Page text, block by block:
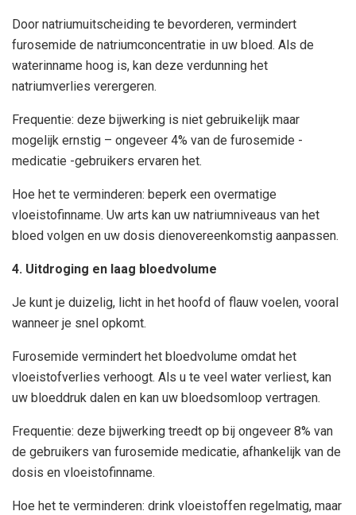
Door natriumuitscheiding te bevorderen, vermindert
furosemide de natriumconcentratie in uw bloed. Als de
waterinname hoog is, kan deze verdunning het
natriumverlies verergeren.
Frequentie: deze bijwerking is niet gebruikelijk maar
mogelijk ernstig – ongeveer 4% van de furosemide -
medicatie -gebruikers ervaren het.
Hoe het te verminderen: beperk een overmatige
vloeistofinname. Uw arts kan uw natriumniveaus van het
bloed volgen en uw dosis dienovereenkomstig aanpassen.
4. Uitdroging en laag bloedvolume
Je kunt je duizelig, licht in het hoofd of flauw voelen, vooral
wanneer je snel opkomt.
Furosemide vermindert het bloedvolume omdat het
vloeistofverlies verhoogt. Als u te veel water verliest, kan
uw bloeddruk dalen en kan uw bloedsomloop vertragen.
Frequentie: deze bijwerking treedt op bij ongeveer 8% van
de gebruikers van furosemide medicatie, afhankelijk van de
dosis en vloeistofinname.
Hoe het te verminderen: drink vloeistoffen regelmatig, maar